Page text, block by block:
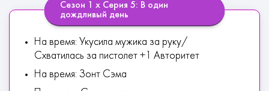
Сезон 1 х Серия 5: В один
дождливый день
На время: Укусила мужика за руку/
Схватилась за пистолет +1 Авторитет
На время: Зонт Сэма